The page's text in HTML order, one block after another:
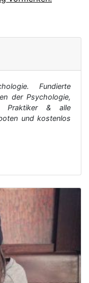
Fundierte
der Psychologie,
Praktiker & alle
und kostenlos